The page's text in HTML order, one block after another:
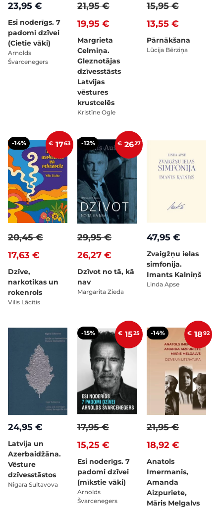
23,95 €
Esi noderīgs. 7
padomi dzīvei
(Cietie vāki)
Arnolds
Švarcenegers
19,95 €
21,95 €
Margrieta
Celmiņa.
Gleznotājas
dzīvesstāsts
Latvijas
vēstures
krustcelēs
Kristīne Ogle
13,55 €
15,95 €
Pārnākšana
Lūcija Bērziņa
-14% € 1763
17,63 €
20,45 €
Dzīve,
narkotikas un
rokenrols
Vilis Lācītis
-12% € 2627
26,27 €
29,95 €
Dzīvot no tā, kā
nav
Margarita Zieda
47,95 €
Zvaigžņu ielas
simfonija.
Imants Kalniņš
Linda Apse
24,95 €
Latvija un
Azerbaidžāna.
Vēsture
dzīvesstāstos
Nigara Sultavova
-15% € 1525
15,25 €
17,95 €
Esi noderīgs. 7
padomi dzīvei
(mīkstie vāki)
Arnolds
Švarcenegers
-14% € 1892
18,92 €
21,95 €
Anatols
Imermanis,
Amanda
Aizpuriete,
Māris Melgalvs